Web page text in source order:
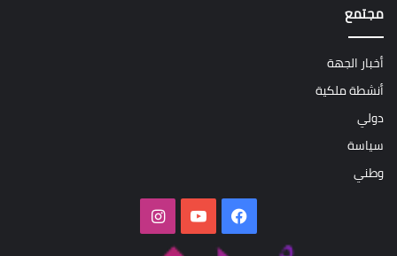
مجتمع
أخبار الجهة
أنشطة ملكية
دولي
سياسة
وطني
فيسبوك‫YouTubeانستقرام